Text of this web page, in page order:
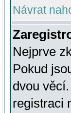
Návrat
Nejprve
Pokud
dvou
registraci